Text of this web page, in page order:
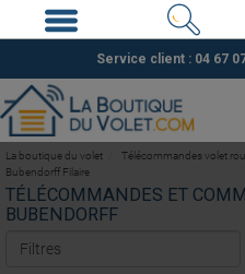
Service client : 04 67
TÉLÉCOMMANDES ET
BUBENDORFF
Filtres
La boutique du volet Télécommandes volet
Bubendorff Filaire